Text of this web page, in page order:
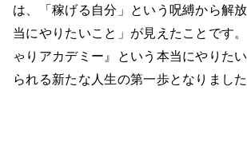
は、「稼げる自分」という呪縛から解
当にやりたいこと」が見えたことです
ゃりアカデミー』という本当にやりた
られる新たな人生の第一歩となりました